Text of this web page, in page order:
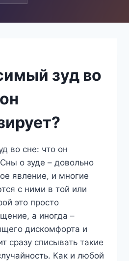
зуд во
во сне: что он
о зуде – довольно
явление, и многие
с ними в той или
это просто
а иногда –
дискомфорта и
сразу списывать такие
Как и любой